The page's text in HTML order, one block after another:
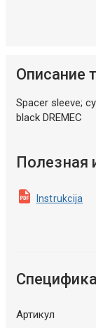
Описание
Spacer sleeve;
black DREMEC
Полезная
Instrukcija
Артикул